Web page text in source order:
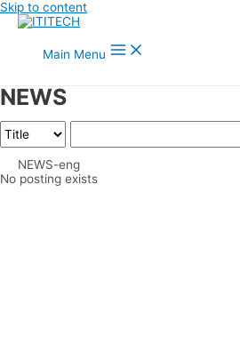
Skip to content
Main Menu
NEWS
NEWS-eng
No posting exists